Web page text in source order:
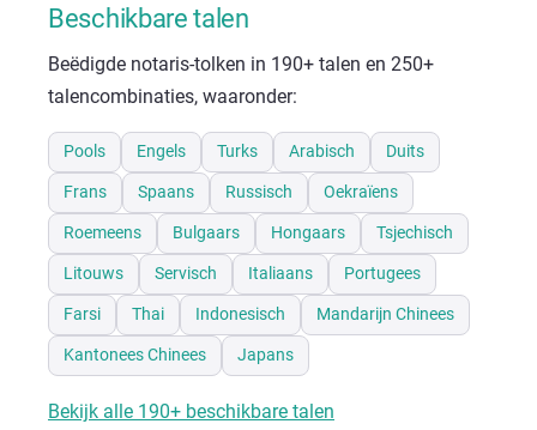
Beschikbare talen
Beëdigde notaris-tolken in 190+ talen en 250+
talencombinaties, waaronder:
Pools Engels Turks Arabisch
Duits
Frans
Spaans Russisch
Oekraïens
Roemeens
Bulgaars Hongaars
Tsjechisch
Litouws
Servisch Italiaans
Portugees
Farsi
Thai Indonesisch
Mandarijn Chinees
Kantonees Chinees
Japans
Bekijk alle 190+ beschikbare talen